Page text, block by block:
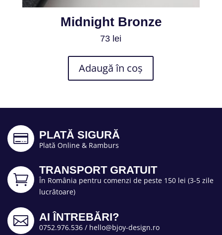
Midnight Bronze
73 lei
Adaugă în coș
 PLATĂ SIGURĂ
Plată Online & Ramburs

TRANSPORT GRATUIT
În România pentru comenzi de peste 150 lei (3-5 zile
lucrătoare)
 AI ÎNTREBĂRI?
0752.976.536 / hello@bjoy-design.ro